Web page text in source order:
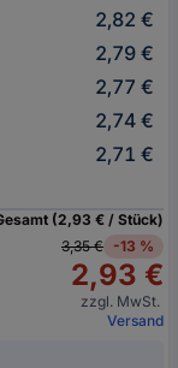
2,82 €
2,79 €
2,77 €
2,74 €
2,71 €
(2,93 € / Stück)
3,35 € -13 %
2,93 €
zzgl. MwSt.
Versand